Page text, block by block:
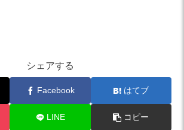
シェアする
Facebook はてブ
LINE コピー